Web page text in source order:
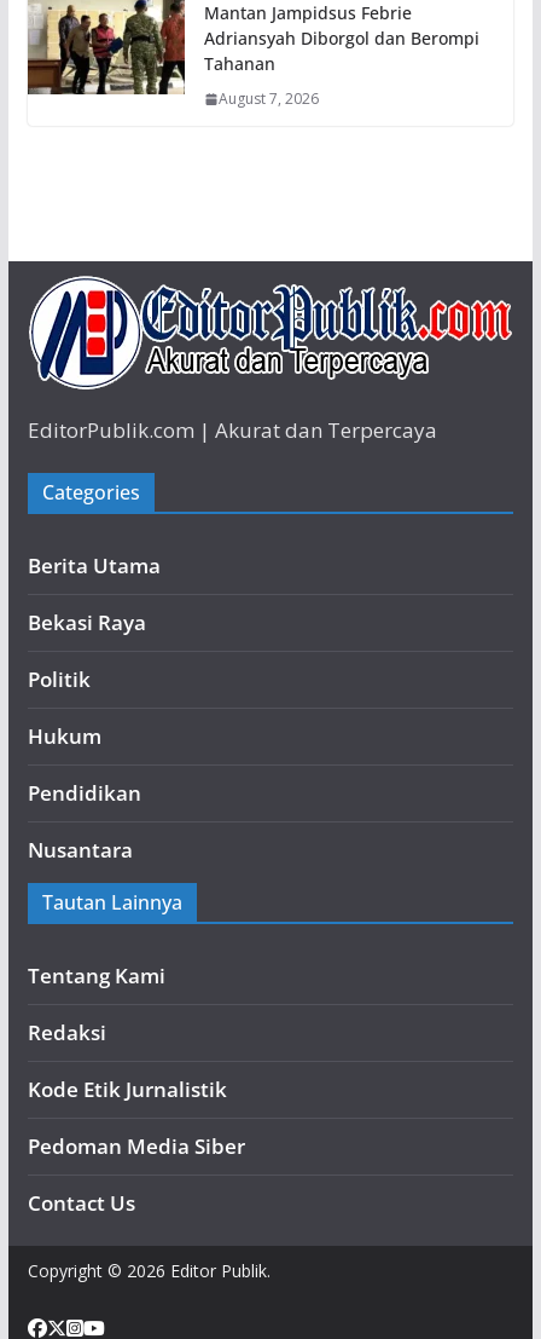
Mantan Jampidsus Febrie
Adriansyah Diborgol dan Berompi
Tahanan
August 7, 2026
EditorPublik.com | Akurat dan Terpercaya
Categories
Berita Utama
Bekasi Raya
Politik
Hukum
Pendidikan
Nusantara
Tautan Lainnya
Tentang Kami
Redaksi
Kode Etik Jurnalistik
Pedoman Media Siber
Contact Us
Copyright © 2026 Editor Publik.